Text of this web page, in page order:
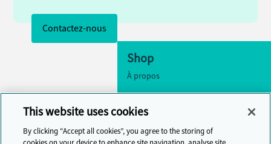
Contactez-nous
Shop
À propos
Contactez-nous
This website uses cookies
By clicking “Accept all cookies”, you agree to the storing of